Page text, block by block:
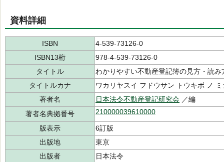
資料詳細
ISBN
4-539-73126-0
ISBN13桁
978-4-539-73126-0
タイトル
わかりやすい不動産登記簿の見方・読み
タイトルカナ
ワカリヤスイ フドウサン トウキボ ノ
著者名
日本法令不動産登記研究会 ／編
著者名典拠番号
210000039610000
版表示
6訂版
出版地
東京
出版者
日本法令